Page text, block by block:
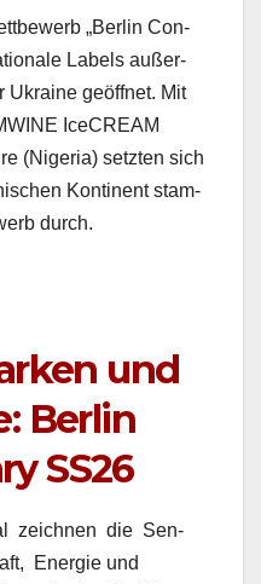
„Berlin Con­
Labels außer­
Ukraine geöffnet. Mit
Ice­CREAM
(Nige­ria) set­zten sich
Kon­ti­nent stam­
durch.
und
Berlin
SS26
zeich­nen die Sen­
Energie und